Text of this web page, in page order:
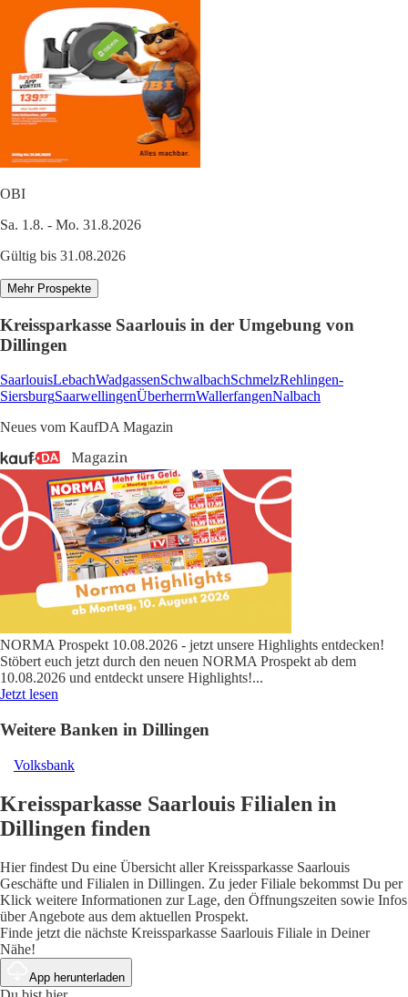
OBI
Sa. 1.8. - Mo. 31.8.2026
Gültig bis 31.08.2026
Mehr Prospekte
Kreissparkasse Saarlouis in der Umgebung von
Dillingen
SaarlouisLebachWadgassenSchwalbachSchmelzRehlingen-
SiersburgSaarwellingenÜberherrnWallerfangenNalbach
Neues vom KaufDA Magazin
NORMA Prospekt 10.08.2026 - jetzt unsere Highlights entdecken!
Stöbert euch jetzt durch den neuen NORMA Prospekt ab dem
10.08.2026 und entdeckt unsere Highlights!...
Jetzt lesen
Weitere Banken in Dillingen
Volksbank
Kreissparkasse Saarlouis Filialen in
Dillingen finden
Hier findest Du eine Übersicht aller Kreissparkasse Saarlouis
Geschäfte und Filialen in Dillingen. Zu jeder Filiale bekommst Du per
Klick weitere Informationen zur Lage, den Öffnungszeiten sowie Infos
über Angebote aus dem aktuellen Prospekt.
Finde jetzt die nächste Kreissparkasse Saarlouis Filiale in Deiner
Nähe!
App herunterladen